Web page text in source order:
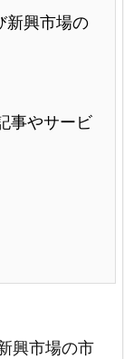
新興市場の
事やサービ
興市場の市